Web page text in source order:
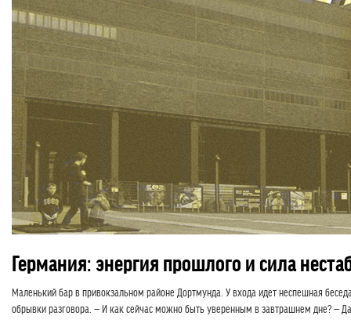
Германия: энергия прошлого и сила
Маленький бар в привокзальном районе Дортмунда. У входа идет неспешная
обрывки разговора. — И как сейчас можно быть уверенным в завтрашнем дне? —